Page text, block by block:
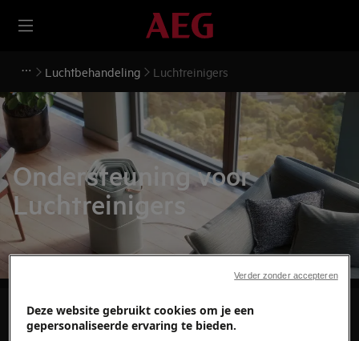
Luchtbehandeling Luchtreinigers
Ondersteuning voor
Luchtreinigers
Zoek tussen onze ondersteuningsartikelen
Deze website gebruikt cookies om je een
gepersonaliseerde ervaring te bieden.
Verder zonder accepteren